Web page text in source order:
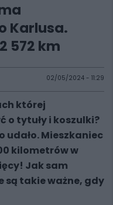
Karlusa.
572 km
02/05/2024 - 11:29
której
o tytuły i koszulki?
udało. Mieszkaniec
kilometrów w
Jak sam
są takie ważne, gdy